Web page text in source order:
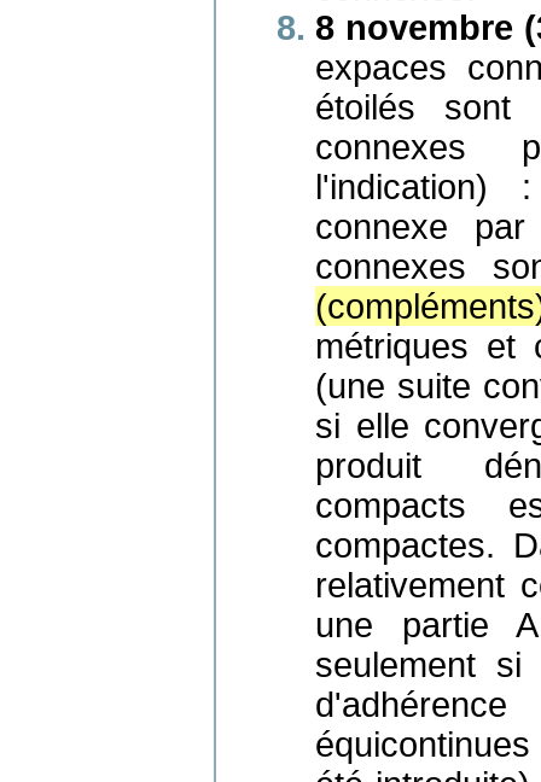
8 novembre
expaces
étoilés sont
connexes
l'indication)
connexe
connexes
métriques et
(une suite
si elle
produit
compacts
compactes.
relativement
une partie
seulement